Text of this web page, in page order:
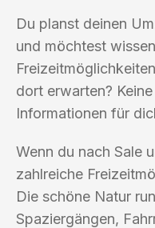
Du planst deinen
und möchtest
dort erwarten?
Informationen für
Wenn du nach Sale
zahlreiche
Die schöne Natur
Spaziergängen,